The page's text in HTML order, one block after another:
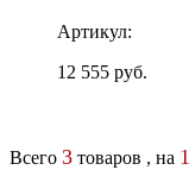
Артикул:
12 555 руб.
Всего 3 товаров , на 1